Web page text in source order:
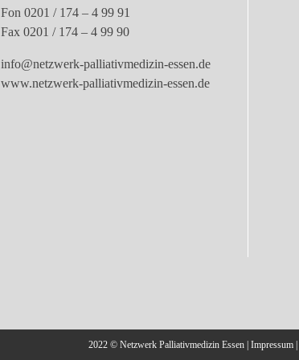
Fon 0201 / 174 – 4 99 91
Fax 0201 / 174 – 4 99 90
info@netzwerk-palliativmedizin-essen.de
www.netzwerk-palliativmedizin-essen.de
2022 © Netzwerk Palliativmedizin Essen | Impressum |